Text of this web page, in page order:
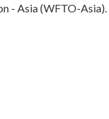
- Asia (WFTO-Asia).